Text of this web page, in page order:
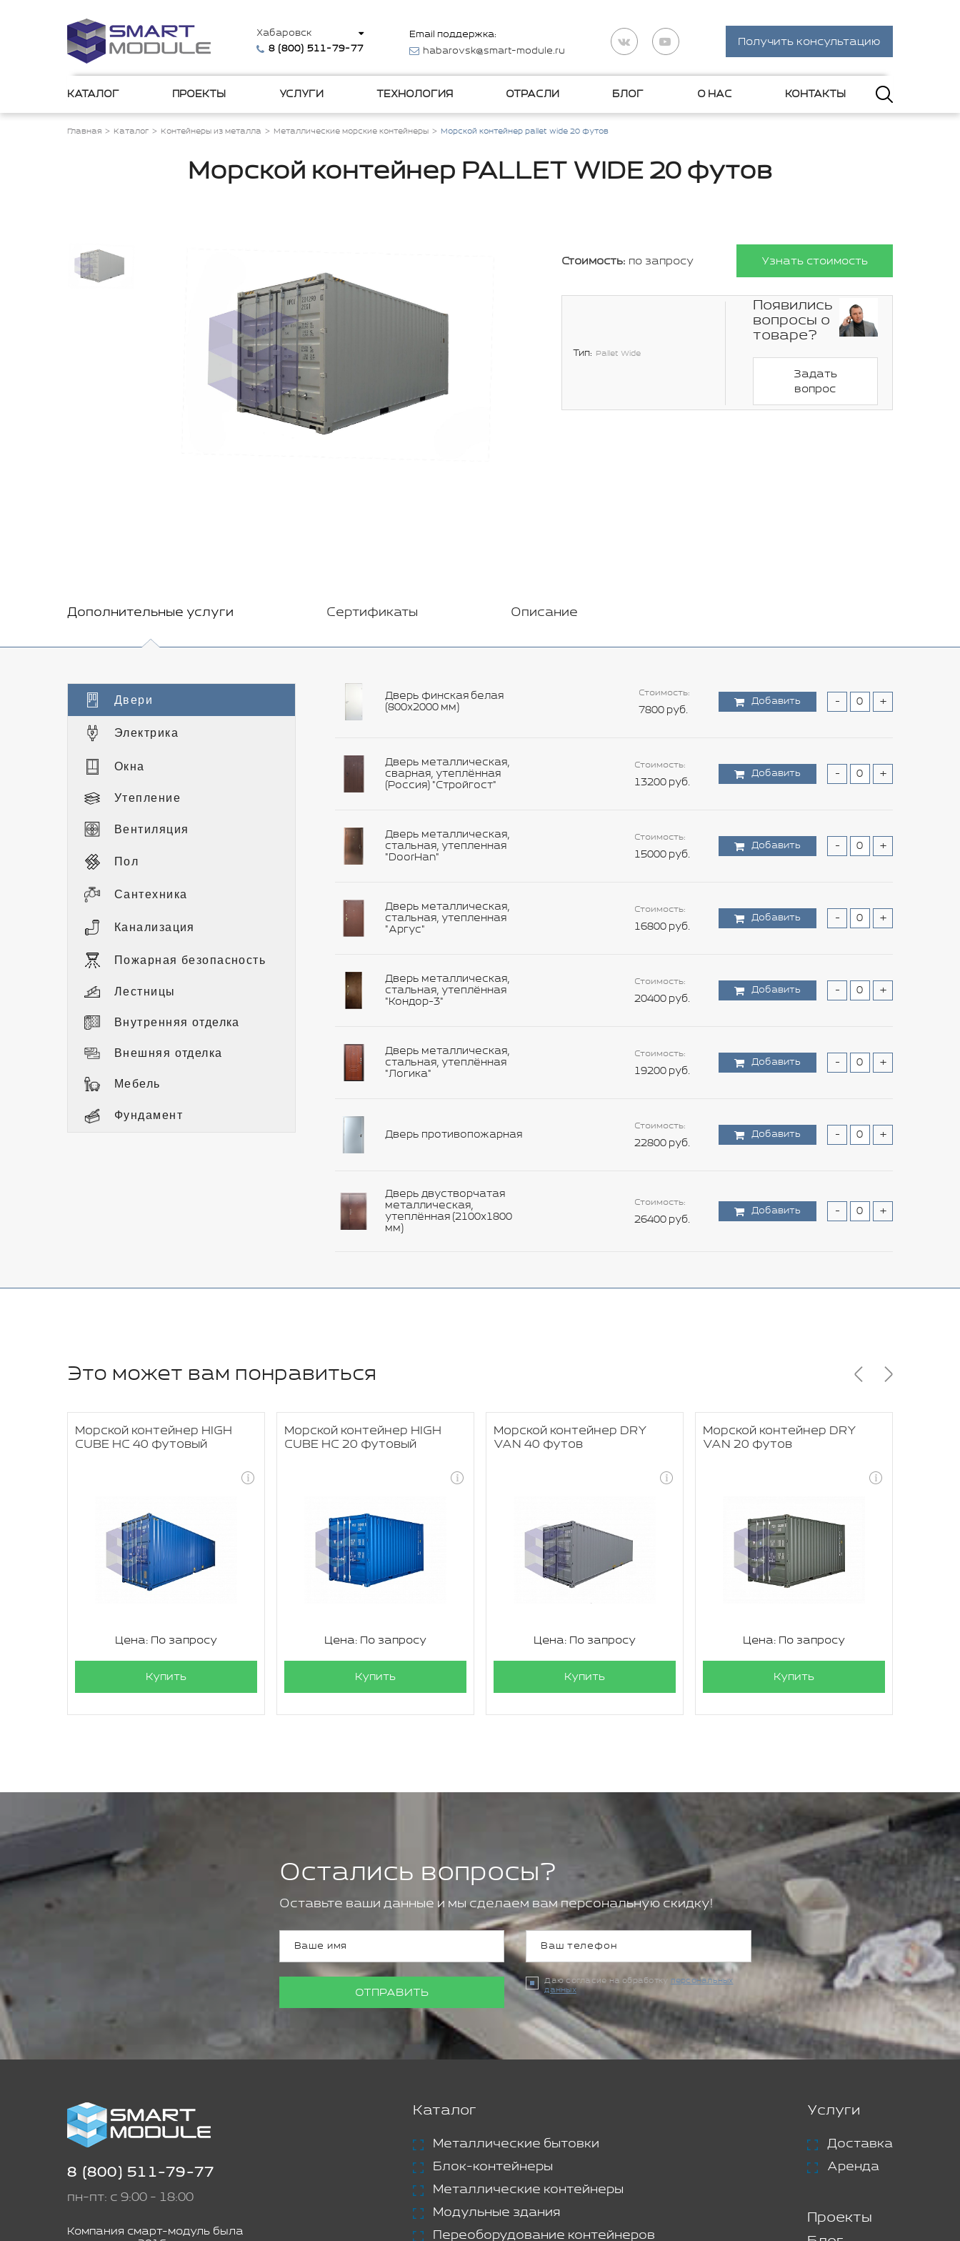
Хабаровск
8 (800) 511-79-77
Email поддержка:
habarovsk@smart-module.ru
Получить консультацию
КАТАЛОГ ПРОЕКТЫ УСЛУГИ ТЕХНОЛОГИЯ ОТРАСЛИ БЛОГ О НАС КОНТАКТЫ
Главная Каталог Контейнеры из металла Металлические морские контейнеры Морской контейнер pallet wide 20 футов
Морской контейнер PALLET WIDE 20 футов
Стоимость: по запросу Узнать стоимость
Тип: Pallet Wide
Появились
вопросы о
товаре?
Задать
вопрос
Дополнительные услуги Сертификаты Описание
Двери
Электрика
Окна
Утепление
Вентиляция
Пол
Сантехника
Канализация
Пожарная безопасность
Лестницы
Внутренняя отделка
Внешняя отделка
Мебель
Фундамент
Дверь финская белая
(800х2000 мм)
Стоимость:
7800 руб.
Добавить - +
Дверь металлическая,
сварная, утеплённая
(Россия) "Стройгост"
Стоимость:
13200 руб.
Добавить - +
Дверь металлическая,
стальная, утепленная
"DoorHan"
Стоимость:
15000 руб.
Добавить - +
Дверь металлическая,
стальная, утепленная
"Аргус"
Стоимость:
16800 руб.
Добавить - +
Дверь металлическая,
стальная, утеплённая
"Кондор-3"
Стоимость:
20400 руб.
Добавить - +
Дверь металлическая,
стальная, утеплённая
"Логика"
Стоимость:
19200 руб.
Добавить - +
Дверь противопожарная
Стоимость:
22800 руб.
Добавить - +
Дверь двустворчатая
металлическая,
утеплённая (2100х1800
мм)
Стоимость:
26400 руб.
Добавить - +
Это может вам понравиться
Морской контейнер HIGH
CUBE HC 40 футовый
Цена: По запросу
Купить
Морской контейнер HIGH
CUBE HC 20 футовый
Цена: По запросу
Купить
Морской контейнер DRY
VAN 40 футов
Цена: По запросу
Купить
Морской контейнер DRY
VAN 20 футов
Цена: По запросу
Купить
Остались вопросы?
Оставьте ваши данные и мы сделаем вам персональную скидку!
ОТПРАВИТЬ
Даю согласие на обработку персональных
данных
8 (800) 511-79-77
пн-пт: с 9:00 - 18:00
Компания смарт-модуль была
Каталог
Металлические бытовки
Блок-контейнеры
Металлические контейнеры
Модульные здания
Переоборудование контейнеров
Услуги
Доставка
Аренда
Проекты